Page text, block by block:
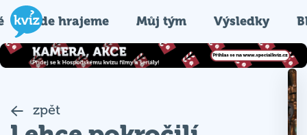
Kde hrajeme Můj tým Výsledky
zpět